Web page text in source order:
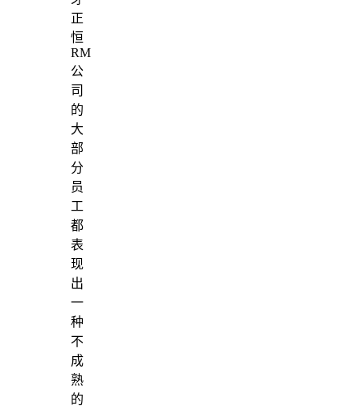
正
恒
RM
公
司
的
大
部
分
员
工
都
表
现
出
一
种
不
成
熟
的